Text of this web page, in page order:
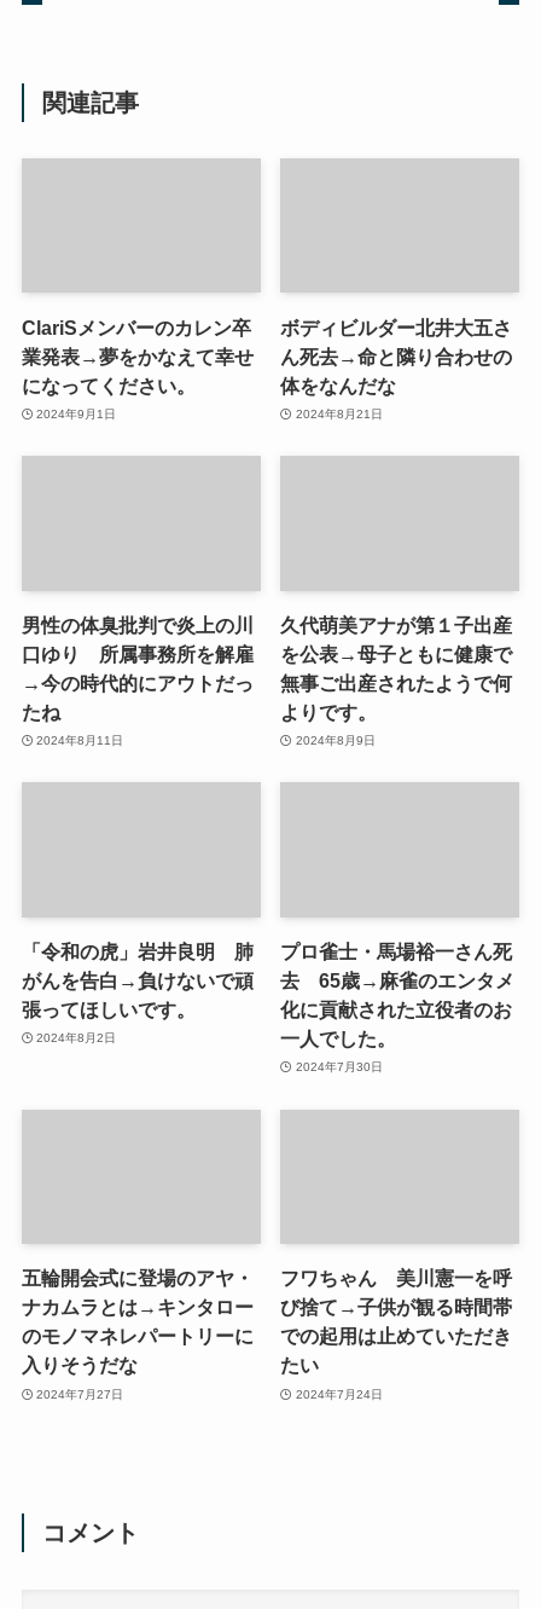
関連記事
ClariSメンバーのカレン卒
業発表→夢をかなえて幸せ
になってください。
2024年9月1日
ボディビルダー北井大五さ
ん死去→命と隣り合わせの
体をなんだな
2024年8月21日
男性の体臭批判で炎上の川
口ゆり 所属事務所を解雇
→今の時代的にアウトだっ
たね
2024年8月11日
久代萌美アナが第１子出産
を公表→母子ともに健康で
無事ご出産されたようで何
よりです。
2024年8月9日
「令和の虎」岩井良明 肺
がんを告白→負けないで頑
張ってほしいです。
2024年8月2日
プロ雀士・馬場裕一さん死
去 65歳→麻雀のエンタメ
化に貢献された立役者のお
一人でした。
2024年7月30日
五輪開会式に登場のアヤ・
ナカムラとは→キンタロー
のモノマネレパートリーに
入りそうだな
2024年7月27日
フワちゃん 美川憲一を呼
び捨て→子供が観る時間帯
での起用は止めていただき
たい
2024年7月24日
コメント